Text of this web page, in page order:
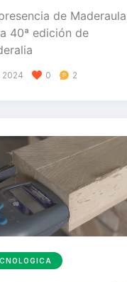
de
40ª edición de
0 2